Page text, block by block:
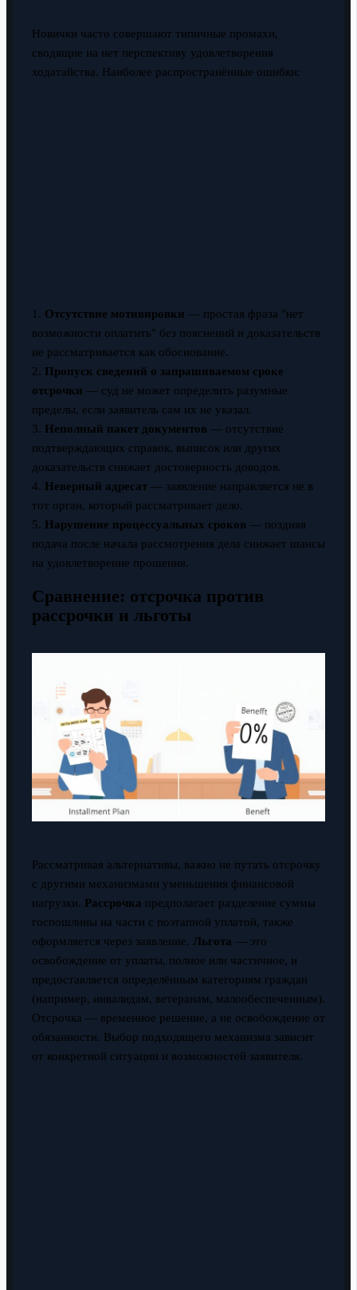
Новички часто совершают типичные промахи,
сводящие на нет перспективу удовлетворения
ходатайства. Наиболее распространённые ошибки:
1. Отсутствие мотивировки — простая фраза "нет
возможности оплатить" без пояснений и доказательств
не рассматривается как обоснование.
2. Пропуск сведений о запрашиваемом сроке
отсрочки — суд не может определить разумные
пределы, если заявитель сам их не указал.
3. Неполный пакет документов — отсутствие
подтверждающих справок, выписок или других
доказательств снижает достоверность доводов.
4. Неверный адресат— заявление направляется не в
тот орган, который рассматривает дело.
5. Нарушение процессуальных сроков — поздняя
подача после начала рассмотрения дела снижает шансы
на удовлетворение прошения.
Сравнение: отсрочка против
рассрочки и льготы
Рассматривая альтернативы, важно не путать отсрочку
с другими механизмами уменьшения финансовой
нагрузки. Рассрочка предполагает разделение суммы
госпошлины на части с поэтапной уплатой, также
оформляется через заявление. Льгота — это
освобождение от уплаты, полное или частичное, и
предоставляется определённым категориям граждан
(например, инвалидам, ветеранам, малообеспеченным).
Отсрочка — временное решение, а не освобождение от
обязанности. Выбор подходящего механизма зависит
от конкретной ситуации и возможностей заявителя.